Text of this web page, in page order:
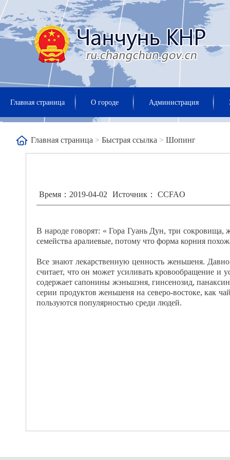
Главная страница О городе Администрация
Главная страница > Быстрая ссылка > Шопинг
Время：2019-04-02 Источник： CCFAO
В народе говорят: « Гора Гуань Дун, три сокровища,
семейства аралиевые, потому что форма корния
Все знают лекарственную ценность женьшеня.
считает, что он может усиливать кровообращение и
содержает сапонины жэньшэня, гинсенозид,
серии продуктов женьшеня на северо-востоке, как
пользуются популярностью среди людей.